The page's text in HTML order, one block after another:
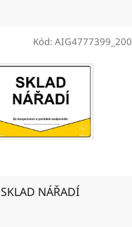
SKLAD NÁŘADÍ
Kód: AIG4777399_200